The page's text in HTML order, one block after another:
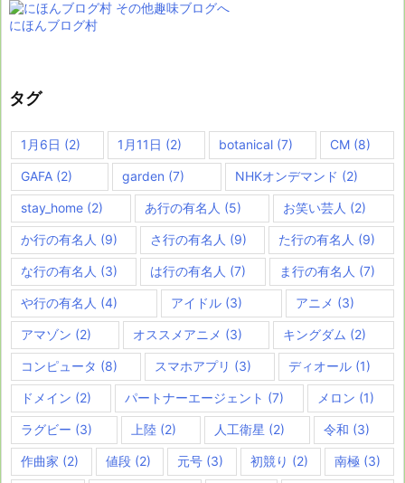
にほんブログ村
タグ
1月6日 (2) 1月11日 (2) botanical (7) CM (8)
GAFA (2) garden (7) NHKオンデマンド (2)
stay_home (2) あ行の有名人 (5) お笑い芸人 (2)
か行の有名人 (9) さ行の有名人 (9) た行の有名人 (9)
な行の有名人 (3) は行の有名人 (7) ま行の有名人 (7)
や行の有名人 (4) アイドル (3) アニメ (3)
アマゾン (2) オススメアニメ (3) キングダム (2)
コンピュータ (8) スマホアプリ (3) ディオール (1)
ドメイン (2) パートナーエージェント (7) メロン (1)
ラグビー (3) 上陸(2) 人工衛星 (2) 令和 (3)
作曲家 (2) 値段(2) 元号 (3) 初競り (2) 南極 (3)